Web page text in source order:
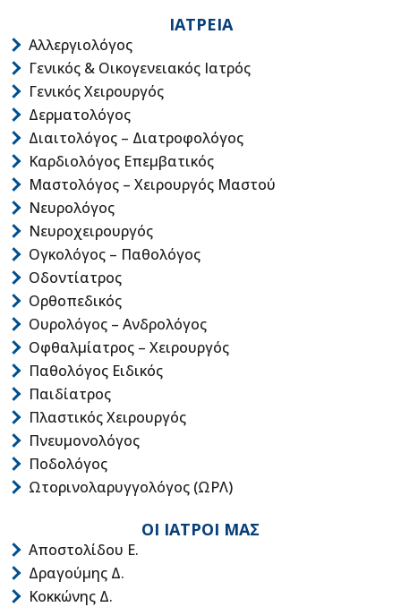
ΙΑΤΡΕΙΑ
Αλλεργιολόγος
Γενικός & Οικογενειακός Ιατρός
Γενικός Χειρουργός
Δερματολόγος
Διαιτολόγος – Διατροφολόγος
Καρδιολόγος Επεμβατικός
Μαστολόγος – Χειρουργός Μαστού
Νευρολόγος
Νευροχειρουργός
Ογκολόγος – Παθολόγος
Οδοντίατρος
Ορθοπεδικός
Ουρολόγος – Ανδρολόγος
Οφθαλμίατρος – Χειρουργός
Παθολόγος Ειδικός
Παιδίατρος
Πλαστικός Χειρουργός
Πνευμονολόγος
Ποδολόγος
Ωτορινολαρυγγολόγος (ΩΡΛ)
ΟΙ ΙΑΤΡΟΙ ΜΑΣ
Αποστολίδου Ε.
Δραγούμης Δ.
Κοκκώνης Δ.